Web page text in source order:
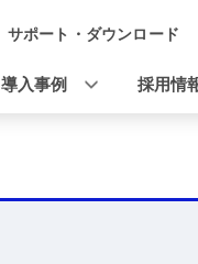
サポート・ダウンロード
導入事例 採用情